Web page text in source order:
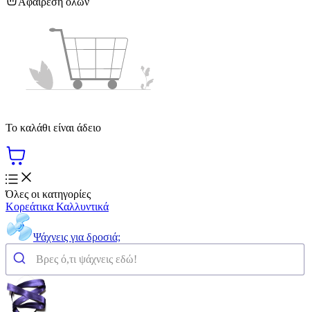
Το καλάθι είναι άδειο
Όλες οι κατηγορίες
Κορεάτικα Καλλυντικά
Ψάχνεις για δροσιά;